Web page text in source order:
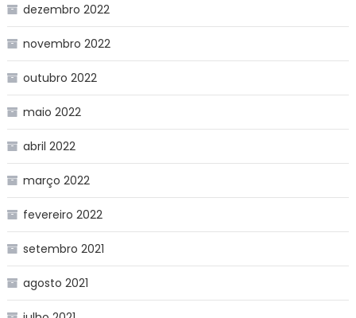
dezembro 2022
novembro 2022
outubro 2022
maio 2022
abril 2022
março 2022
fevereiro 2022
setembro 2021
agosto 2021